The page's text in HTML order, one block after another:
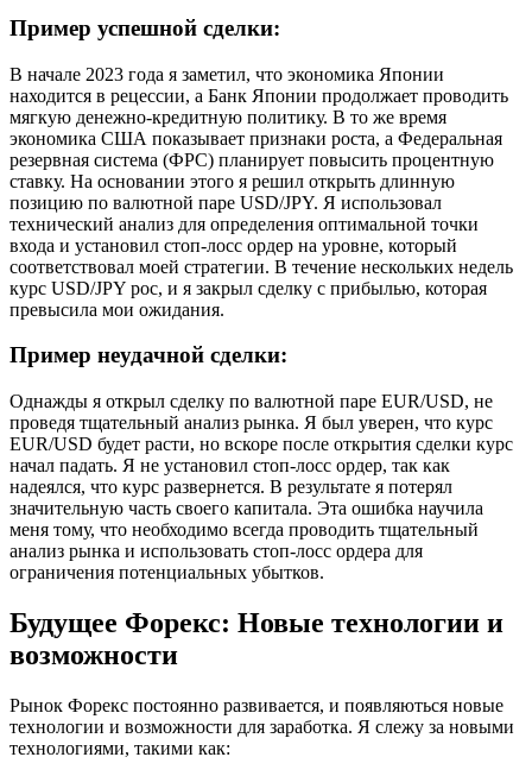
Пример успешной сделки:
В начале 2023 года я заметил, что экономика Японии
находится в рецессии, а Банк Японии продолжает проводить
мягкую денежно-кредитную политику. В то же время
экономика США показывает признаки роста, а Федеральная
резервная система (ФРС) планирует повысить процентную
ставку. На основании этого я решил открыть длинную
позицию по валютной паре USD/JPY. Я использовал
технический анализ для определения оптимальной точки
входа и установил стоп-лосс ордер на уровне, который
соответствовал моей стратегии. В течение нескольких недель
курс USD/JPY рос, и я закрыл сделку с прибылью, которая
превысила мои ожидания.
Пример неудачной сделки:
Однажды я открыл сделку по валютной паре EUR/USD, не
проведя тщательный анализ рынка. Я был уверен, что курс
EUR/USD будет расти, но вскоре после открытия сделки курс
начал падать. Я не установил стоп-лосс ордер, так как
надеялся, что курс развернется. В результате я потерял
значительную часть своего капитала. Эта ошибка научила
меня тому, что необходимо всегда проводить тщательный
анализ рынка и использовать стоп-лосс ордера для
ограничения потенциальных убытков.
Будущее Форекс: Новые технологии и
возможности
Рынок Форекс постоянно развивается, и появляються новые
технологии и возможности для заработка. Я слежу за новыми
технологиями, такими как: